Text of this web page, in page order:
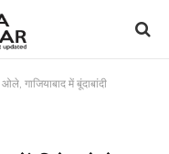
गाजियाबाद में बूंदाबांदी